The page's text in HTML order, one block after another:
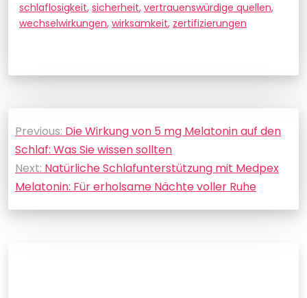
schlaflosigkeit, sicherheit, vertrauenswürdige quellen,
wechselwirkungen, wirksamkeit, zertifizierungen
Beitragsnavigation
Previous: Die Wirkung von 5 mg Melatonin auf den
Schlaf: Was Sie wissen sollten
Next: Natürliche Schlafunterstützung mit Medpex
Melatonin: Für erholsame Nächte voller Ruhe